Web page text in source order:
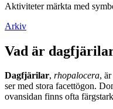
Aktiviteter märkta med
Arkiv
Vad är
Dagfjärilar, rhopalocera,
ser med stora facettögon.
ovansidan finns ofta